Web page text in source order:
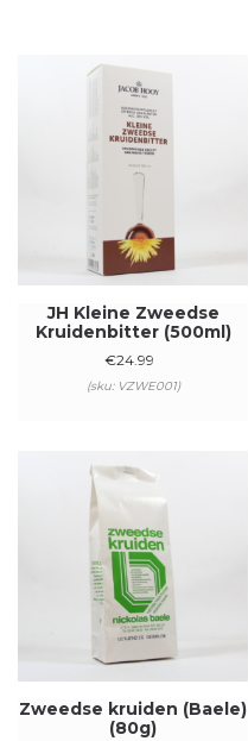
JH Kleine Zweedse
Kruidenbitter (500ml)
€24.99
(sku: VZWE001)
Zweedse kruiden (Baele)
(80g)